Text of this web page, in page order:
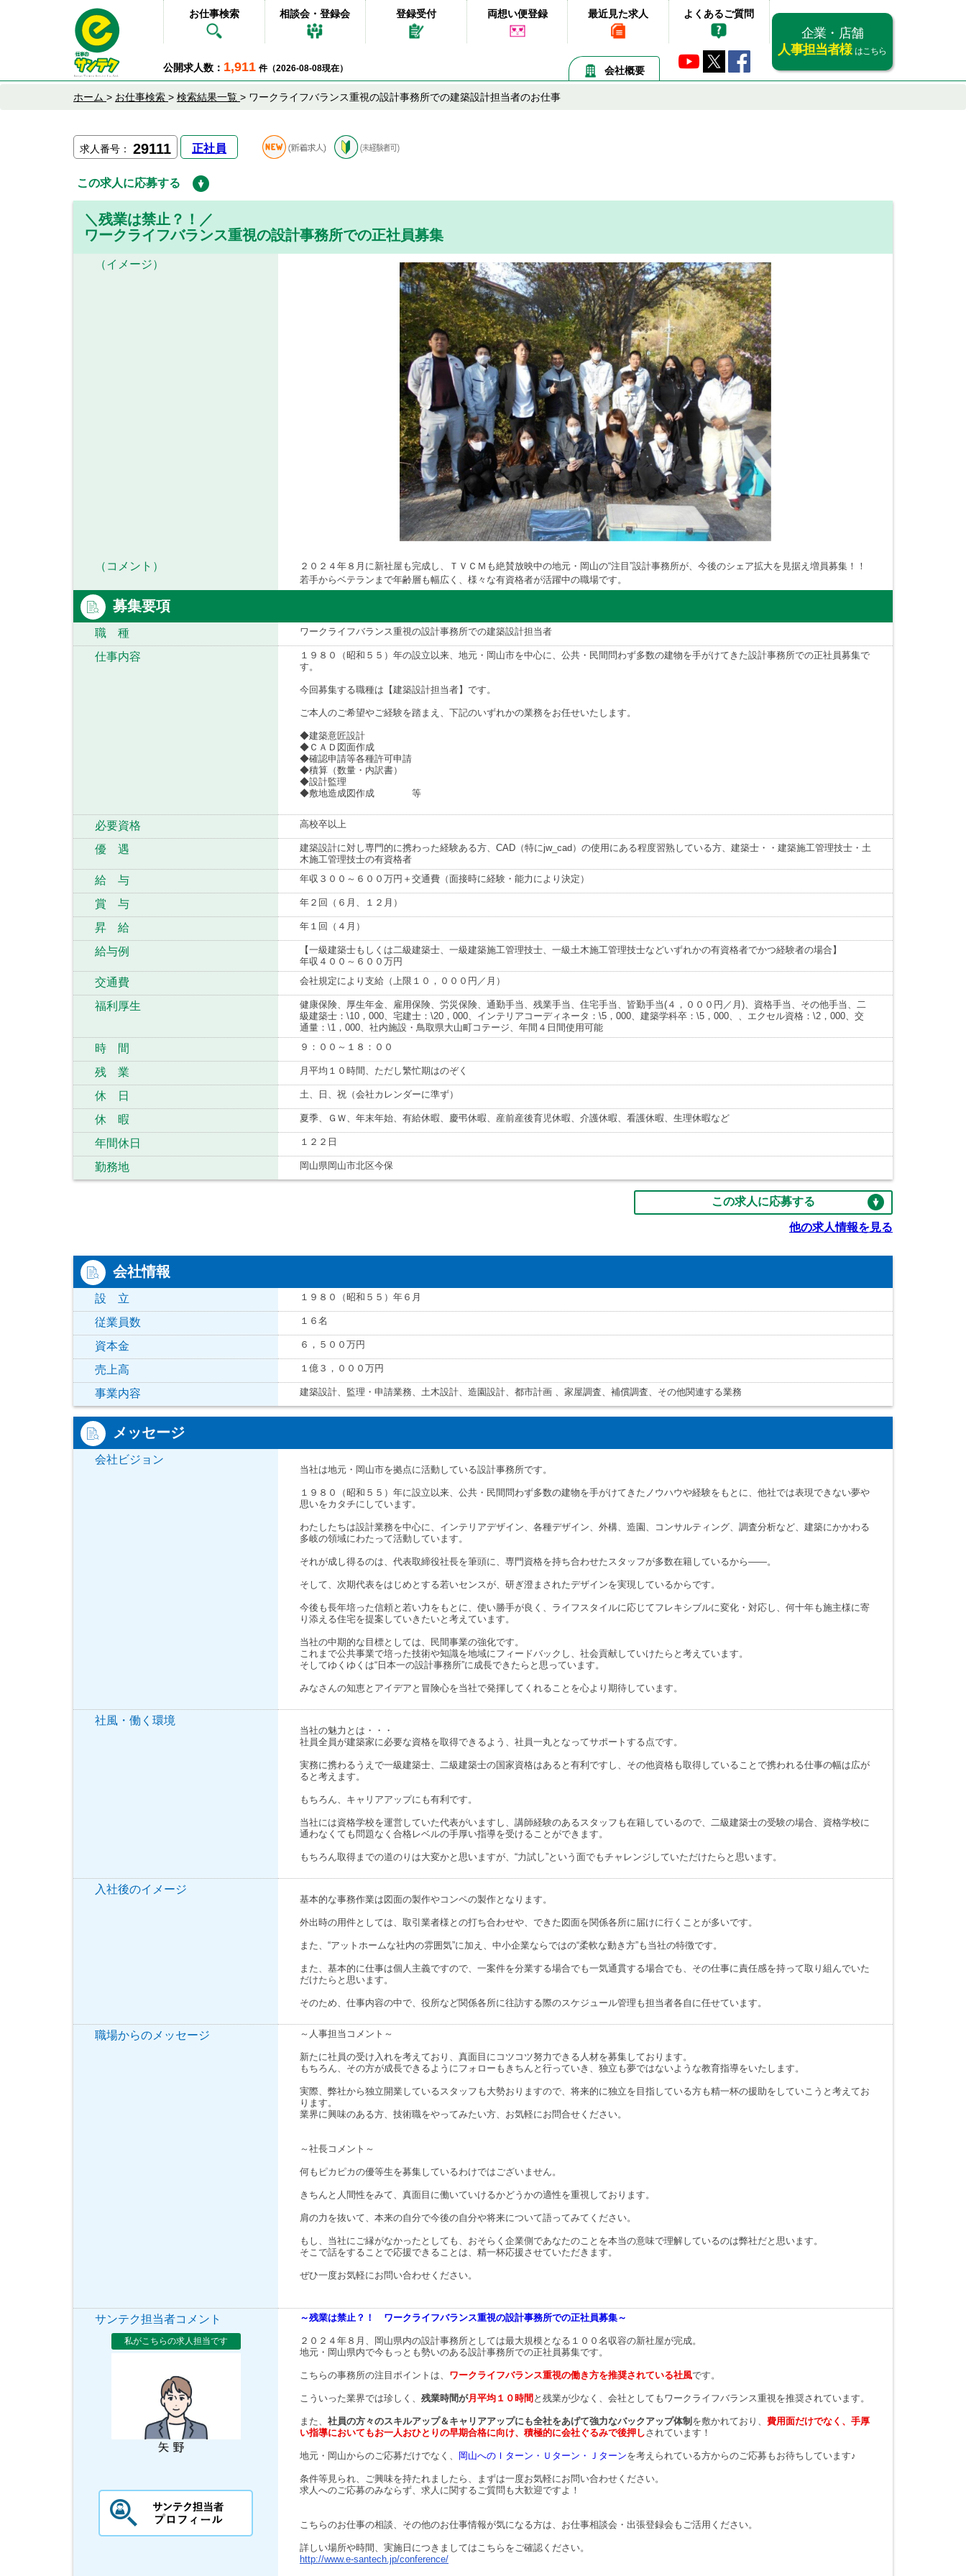
お仕事検索 相談会・登録会 登録受付 両想い便登録 最近見た求人 よくあるご質問
企業・店舗
人事担当者様 はこちら
公開求人数： 1,911 件（2026-08-08現在） 会社概要
ホーム > お仕事検索 > 検索結果一覧 > ワークライフバランス重視の設計事務所での建築設計担当者のお仕事
求人番号： 29111 正社員
この求人に応募する
＼残業は禁止？！／
ワークライフバランス重視の設計事務所での正社員募集
（イメージ）
（コメント）
２０２４年８月に新社屋も完成し、ＴＶＣＭも絶賛放映中の地元・岡山の“注目”設計事務所が、今後のシェア拡大を見据え増員募集！！
若手からベテランまで年齢層も幅広く、様々な有資格者が活躍中の職場です。
募集要項
職 種 ワークライフバランス重視の設計事務所での建築設計担当者
仕事内容
１９８０（昭和５５）年の設立以来、地元・岡山市を中心に、公共・民間問わず多数の建物を手がけてきた設計事務所での正社員募集で
す。
今回募集する職種は【建築設計担当者】です。
ご本人のご希望やご経験を踏まえ、下記のいずれかの業務をお任せいたします。
◆建築意匠設計
◆ＣＡＤ図面作成
◆確認申請等各種許可申請
◆積算（数量・内訳書）
◆設計監理
◆敷地造成図作成 等
必要資格 高校卒以上
優 遇
建築設計に対し専門的に携わった経験ある方、CAD（特にjw_cad）の使用にある程度習熟している方、建築士・・建築施工管理技士・土
木施工管理技士の有資格者
給 与 年収３００～６００万円＋交通費（面接時に経験・能力により決定）
賞 与 年２回（６月、１２月）
昇 給 年１回（４月）
給与例
【一級建築士もしくは二級建築士、一級建築施工管理技士、一級土木施工管理技士などいずれかの有資格者でかつ経験者の場合】
年収４００～６００万円
交通費 会社規定により支給（上限１０，０００円／月）
福利厚生
健康保険、厚生年金、雇用保険、労災保険、通勤手当、残業手当、住宅手当、皆勤手当(４，０００円／月)、資格手当、その他手当、二
級建築士：\10，000、宅建士：\20，000、インテリアコーディネータ：\5，000、建築学科卒：\5，000、、エクセル資格：\2，000、交
通量：\1，000、社内施設・鳥取県大山町コテージ、年間４日間使用可能
時 間 ９：００～１８：００
残 業 月平均１０時間、ただし繁忙期はのぞく
休 日 土、日、祝（会社カレンダーに準ず）
休 暇 夏季、ＧＷ、年末年始、有給休暇、慶弔休暇、産前産後育児休暇、介護休暇、看護休暇、生理休暇など
年間休日 １２２日
勤務地 岡山県岡山市北区今保
この求人に応募する
他の求人情報を見る
会社情報
設 立 １９８０（昭和５５）年６月
従業員数 １６名
資本金 ６，５００万円
売上高 １億３，０００万円
事業内容 建築設計、監理・申請業務、土木設計、造園設計、都市計画 、家屋調査、補償調査、その他関連する業務
メッセージ
会社ビジョン
当社は地元・岡山市を拠点に活動している設計事務所です。
１９８０（昭和５５）年に設立以来、公共・民間問わず多数の建物を手がけてきたノウハウや経験をもとに、他社では表現できない夢や
思いをカタチにしています。
わたしたちは設計業務を中心に、インテリアデザイン、各種デザイン、外構、造園、コンサルティング、調査分析など、建築にかかわる
多岐の領域にわたって活動しています。
それが成し得るのは、代表取締役社長を筆頭に、専門資格を持ち合わせたスタッフが多数在籍しているから――。
そして、次期代表をはじめとする若いセンスが、研ぎ澄まされたデザインを実現しているからです。
今後も長年培った信頼と若い力をもとに、使い勝手が良く、ライフスタイルに応じてフレキシブルに変化・対応し、何十年も施主様に寄
り添える住宅を提案していきたいと考えています。
当社の中期的な目標としては、民間事業の強化です。
これまで公共事業で培った技術や知識を地域にフィードバックし、社会貢献していけたらと考えています。
そしてゆくゆくは“日本一の設計事務所”に成長できたらと思っています。
みなさんの知恵とアイデアと冒険心を当社で発揮してくれることを心より期待しています。
社風・働く環境
当社の魅力とは・・・
社員全員が建築家に必要な資格を取得できるよう、社員一丸となってサポートする点です。
実務に携わるうえで一級建築士、二級建築士の国家資格はあると有利ですし、その他資格も取得していることで携われる仕事の幅は広が
ると考えます。
もちろん、キャリアアップにも有利です。
当社には資格学校を運営していた代表がいますし、講師経験のあるスタッフも在籍しているので、二級建築士の受験の場合、資格学校に
通わなくても問題なく合格レベルの手厚い指導を受けることができます。
もちろん取得までの道のりは大変かと思いますが、“力試し”という面でもチャレンジしていただけたらと思います。
入社後のイメージ
基本的な事務作業は図面の製作やコンペの製作となります。
外出時の用件としては、取引業者様との打ち合わせや、できた図面を関係各所に届けに行くことが多いです。
また、“アットホームな社内の雰囲気”に加え、中小企業ならではの“柔軟な動き方”も当社の特徴です。
また、基本的に仕事は個人主義ですので、一案件を分業する場合でも一気通貫する場合でも、その仕事に責任感を持って取り組んでいた
だけたらと思います。
そのため、仕事内容の中で、役所など関係各所に往訪する際のスケジュール管理も担当者各自に任せています。
職場からのメッセージ ～人事担当コメント～
新たに社員の受け入れを考えており、真面目にコツコツ努力できる人材を募集しております。
もちろん、その方が成長できるようにフォローもきちんと行っていき、独立も夢ではないような教育指導をいたします。
実際、弊社から独立開業しているスタッフも大勢おりますので、将来的に独立を目指している方も精一杯の援助をしていこうと考えてお
ります。
業界に興味のある方、技術職をやってみたい方、お気軽にお問合せください。
～社長コメント～
何もピカピカの優等生を募集しているわけではございません。
きちんと人間性をみて、真面目に働いていけるかどうかの適性を重視しております。
肩の力を抜いて、本来の自分で今後の自分や将来について語ってみてください。
もし、当社にご縁がなかったとしても、おそらく企業側であなたのことを本当の意味で理解しているのは弊社だと思います。
そこで話をすることで応援できることは、精一杯応援させていただきます。
ぜひ一度お気軽にお問い合わせください。
サンテク担当者コメント
私がこちらの求人担当です
～残業は禁止？！ ワークライフバランス重視の設計事務所での正社員募集～
２０２４年８月、岡山県内の設計事務所としては最大規模となる１００名収容の新社屋が完成。
地元・岡山県内で今もっとも勢いのある設計事務所での正社員募集です。
こちらの事務所の注目ポイントは、 ワークライフバランス重視の働き方を推奨されている社風です。
こういった業界では珍しく、 残業時間が月平均１０時間 と残業が少なく、会社としてもワークライフバランス重視を推奨されています。
また、 社員の方々のスキルアップ＆キャリアアップにも全社をあげて強力なバックアップ体制 を敷かれており、 費用面だけでなく、手厚
い指導においてもお一人おひとりの早期合格に向け、積極的に会社ぐるみで後押しされています！
地元・岡山からのご応募だけでなく、 岡山へのＩターン・Ｕターン・Ｊターンを考えられている方からのご応募もお待ちしています♪
条件等見られ、ご興味を持たれましたら、まずは一度お気軽にお問い合わせください。
求人へのご応募のみならず、求人に関するご質問も大歓迎ですよ！
こちらのお仕事の相談、その他のお仕事情報が気になる方は、お仕事相談会・出張登録会もご活用ください。
詳しい場所や時間、実施日につきましてはこちらをご確認ください。
http://www.e-santech.jp/conference/